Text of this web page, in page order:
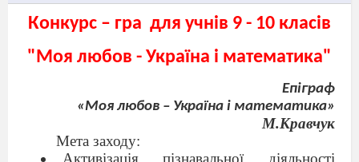
Конкурс – гра для учнів 9 - 10 класів
"Моя любов - Україна і математика"
Епіграф
«Моя любов – Україна і математика»
М.Кравчук
Мета заходу:
Активізація пізнавальної діяльності